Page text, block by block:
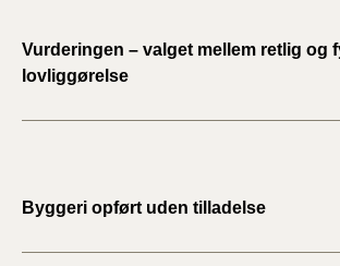
Vurderingen – valget mellem retlig og
lovliggørelse
Byggeri opført uden tilladelse